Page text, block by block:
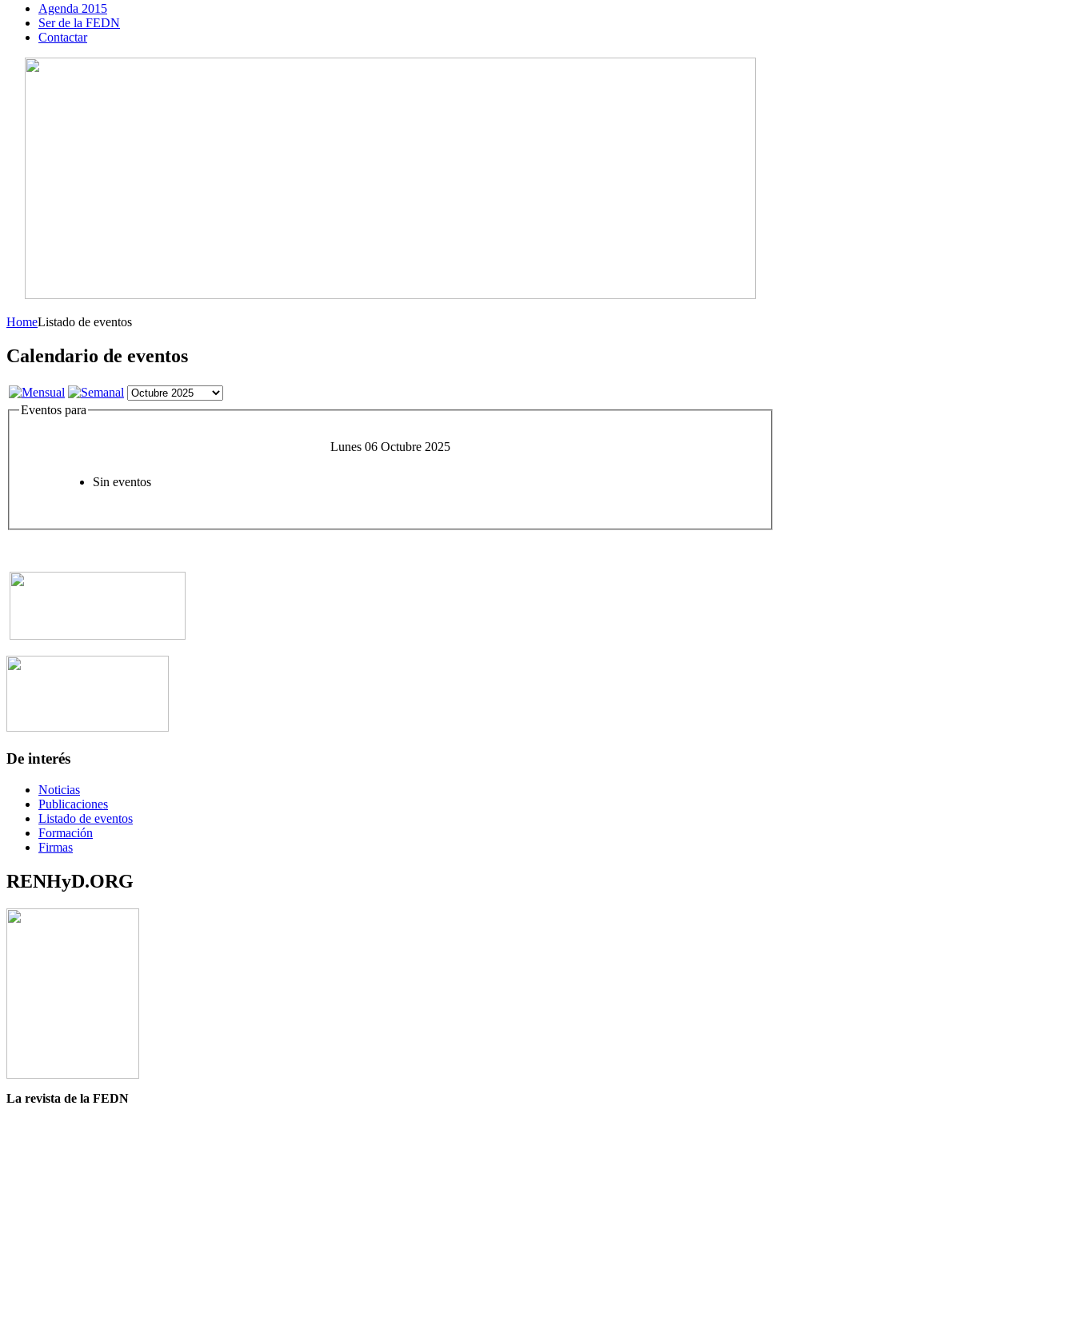
Agenda 2015
Ser de la FEDN
Contactar
HomeListado de eventos
Calendario de eventos
Eventos para
Lunes 06 Octubre 2025
Sin eventos
De interés
Noticias
Publicaciones
Listado de eventos
Formación
Firmas
RENHyD.ORG
La revista de la FEDN